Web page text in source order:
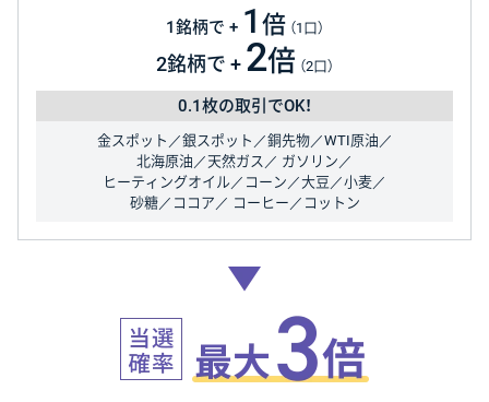
1銘柄で + 1 倍（1口）
2銘柄で + 2倍 （2口）
0.1枚の取引でOK！
金スポット／銀スポット／銅先物／WTI原油／
北海原油／天然ガス／ ガソリン／
ヒーティングオイル／コーン／大豆／小麦／
砂糖／ココア／ コーヒー／コットン